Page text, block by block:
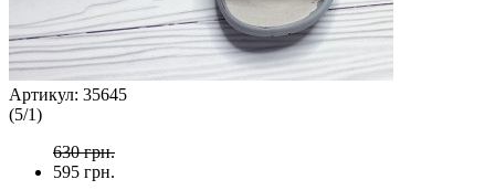
Артикул: 35645
(5/1)
630 грн.
595 грн.